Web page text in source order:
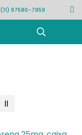
(11) 97580-7959